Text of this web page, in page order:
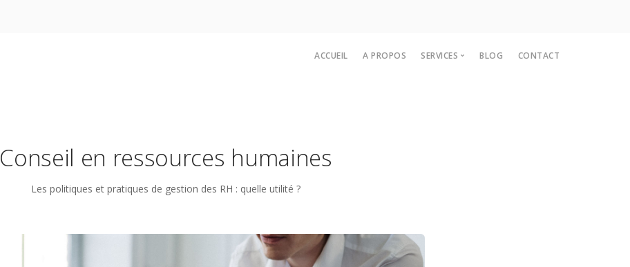
ACCUEIL A PROPOS SERVICES
Technologies de l'information
Ressources humaines
BLOG CONTACT
Conseil en ressources humaines
Les politiques et pratiques de gestion des RH : quelle utilité ?